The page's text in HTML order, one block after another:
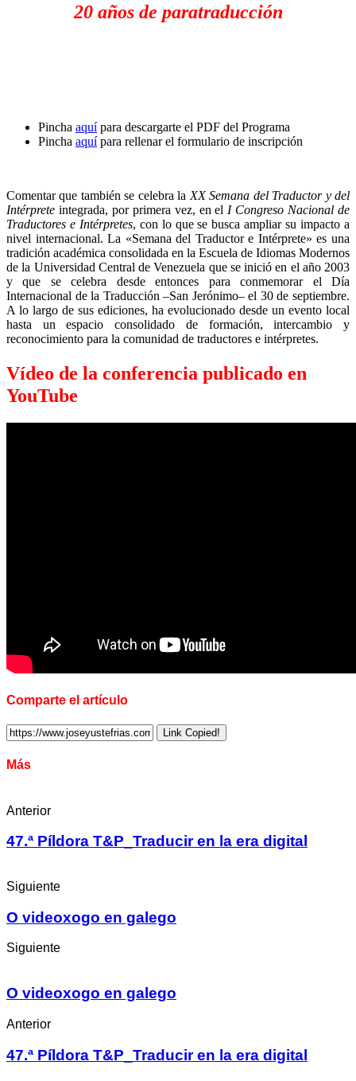
20 años de paratraducción
Pincha aquípara descargarte el PDF del Programa
Pincha aquípara rellenar el formulario de inscripción
Comentar que también se celebra la XX Semana del Traductor y del
Intérprete integrada, por primera vez, en el I Congreso Nacional de
Traductores e Intérpretes, con lo que se busca ampliar su impacto a
nivel internacional. La «Semana del Traductor e Intérprete» es una
tradición académica consolidada en la Escuela de Idiomas Modernos
de la Universidad Central de Venezuela que se inició en el año 2003
y que se celebra desde entonces para conmemorar el Día
Internacional de la Traducción –San Jerónimo– el 30 de septiembre.
A lo largo de sus ediciones, ha evolucionado desde un evento local
hasta un espacio consolidado de formación, intercambio y
reconocimiento para la comunidad de traductores e intérpretes.
Vídeo de la conferencia publicado en
YouTube
Comparte el artículo
Link Copied!
Más
Anterior
47.ª Píldora T&P_Traducir en la era digital
Siguiente
O videoxogo en galego
Siguiente
O videoxogo en galego
Anterior
47.ª Píldora T&P_Traducir en la era digital